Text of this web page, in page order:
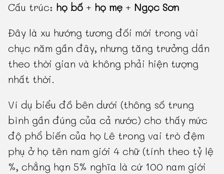
Cấu trúc: họ bố + họ mẹ + Ngọc Sơn
Đây là xu hướng tương đối mới trong vài
chục năm gần đây, nhưng tăng trưởng dần
theo thời gian và không phải hiện tượng
nhất thời.
Ví dụ biểu đồ bên dưới (thông số trung
bình gần đúng của cả nước) cho thấy mức
độ phổ biến của họ Lê trong vai trò đệm
phụ ở họ tên nam giới 4 chữ (tính theo tỷ lệ
%, chẳng hạn 5% nghĩa là cứ 100 nam giới